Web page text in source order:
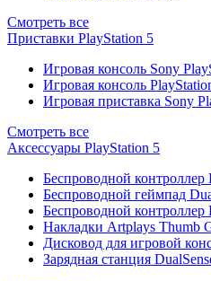
Смотреть все
Приставки PlayStation 5
Игровая консоль Sony
Игровая консоль
Игровая приставка Sony
Смотреть все
Аксессуары PlayStation 5
Беспроводной
Беспроводной геймпад
Беспроводной
Накладки Artplays Thumb
Дисковод для игровой
Зарядная станция